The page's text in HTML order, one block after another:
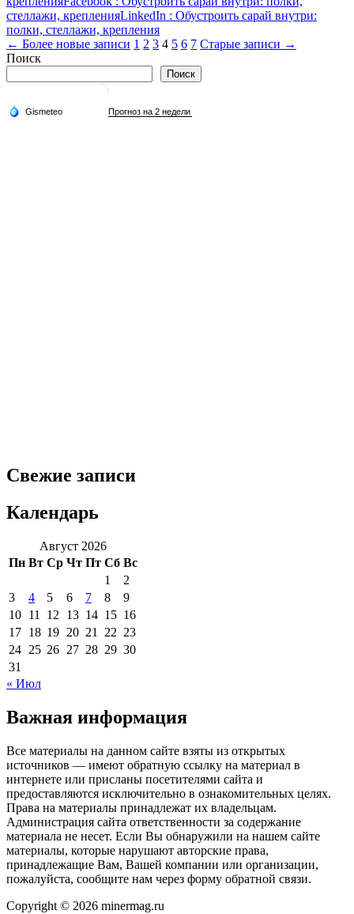
стеллажи, крепленияLinkedIn : Обустроить сарай внутри:
полки, стеллажи, крепления
Пагинация
записей
← Более новые записи 1 2 3 4 5 6 7 Старые записи →
Поиск
Поиск
Свежие записи
Календарь
Август 2026
Пн Вт Ср Чт Пт Сб Вс
1
2
3
4 5 6 7 8
9
10 11 12 13 14 15 16
17 18 19 20 21 22 23
24 25 26 27 28 29 30
31
« Июл
Важная информация
Все материалы на данном сайте взяты из открытых
источников — имеют обратную ссылку на материал в
интернете или присланы посетителями сайта и
предоставляются исключительно в ознакомительных целях.
Права на материалы принадлежат их владельцам.
Администрация сайта ответственности за содержание
материала не несет. Если Вы обнаружили на нашем сайте
материалы, которые нарушают авторские права,
принадлежащие Вам, Вашей компании или организации,
пожалуйста, сообщите нам через форму обратной связи.
Copyright © 2026 minermag.ru